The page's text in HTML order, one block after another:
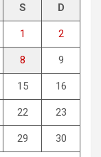
S D
1 2
8 9
15 16
22 23
29 30